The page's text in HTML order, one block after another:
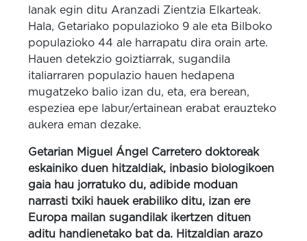
lanak egin ditu Aranzadi Zientzia Elkarteak.
Hala, Getariako populazioko 9 ale eta Bilboko
populazioko 44 ale harrapatu dira orain arte.
Hauen detekzio goiztiarrak, sugandila
italiarraren populazio hauen hedapena
mugatzeko balio izan du, eta, era berean,
espeziea epe labur/ertainean erabat erauzteko
aukera eman dezake.
Getarian Miguel Ángel Carretero doktoreak
eskainiko duen hitzaldiak, inbasio biologikoen
gaia hau jorratuko du, adibide moduan
narrasti txiki hauek erabiliko ditu, izan ere
Europa mailan sugandilak ikertzen dituen
aditu handienetako bat da. Hitzaldian arazo